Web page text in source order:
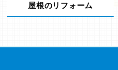
屋根のリフォーム